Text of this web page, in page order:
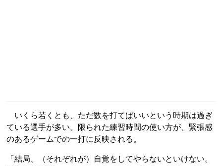
いくら若くとも、ただ数を打てばいいという時期は過ぎ
ている選手が多い。限られた練習時間の使い方が、緊張感
のあるゲームでの一打に反映される。
「結局、（それぞれが）自覚をしてやらないといけない。